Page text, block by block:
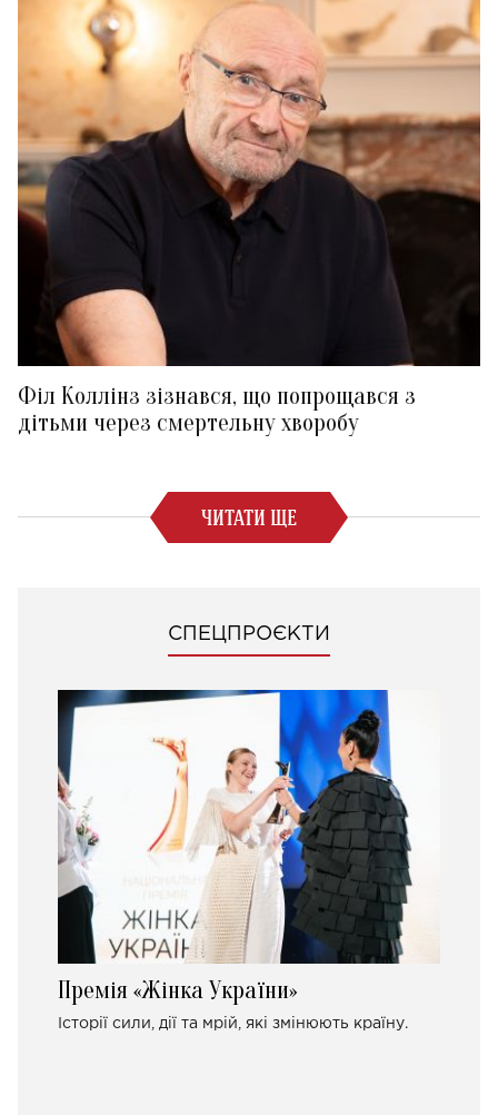
Філ Коллінз зізнався, що попрощався з
дітьми через смертельну хворобу
ЧИТАТИ ЩЕ
СПЕЦПРОЄКТИ
Премія «Жінка України»
Історії сили, дії та мрій, які змінюють країну.